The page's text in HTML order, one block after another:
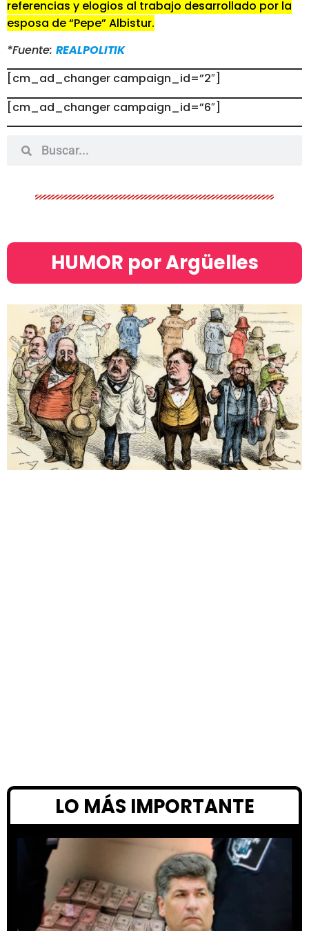
referencias y elogios al trabajo desarrollado por la
esposa de “Pepe” Albistur.
*Fuente: REALPOLITIK
[cm_ad_changer campaign_id=”2″]
[cm_ad_changer campaign_id=”6″]
HUMOR por Argüelles​
LO MÁS IMPORTANTE